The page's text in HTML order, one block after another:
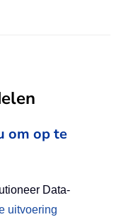
om op te
Data-
uitvoering